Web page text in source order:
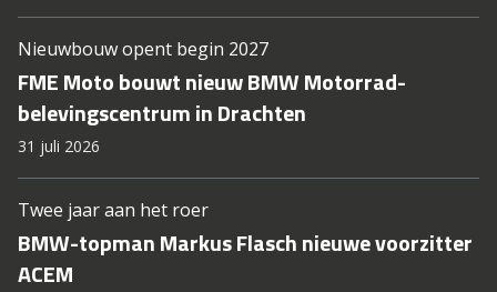
Nieuwbouw opent begin 2027
FME Moto bouwt nieuw BMW Motorrad-
belevingscentrum in Drachten
31 juli 2026
Twee jaar aan het roer
BMW-topman Markus Flasch nieuwe voorzitter
ACEM